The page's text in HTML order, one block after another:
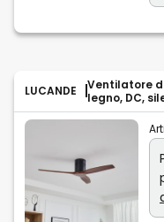
LUCANDE
Ventilatore
legno, DC,